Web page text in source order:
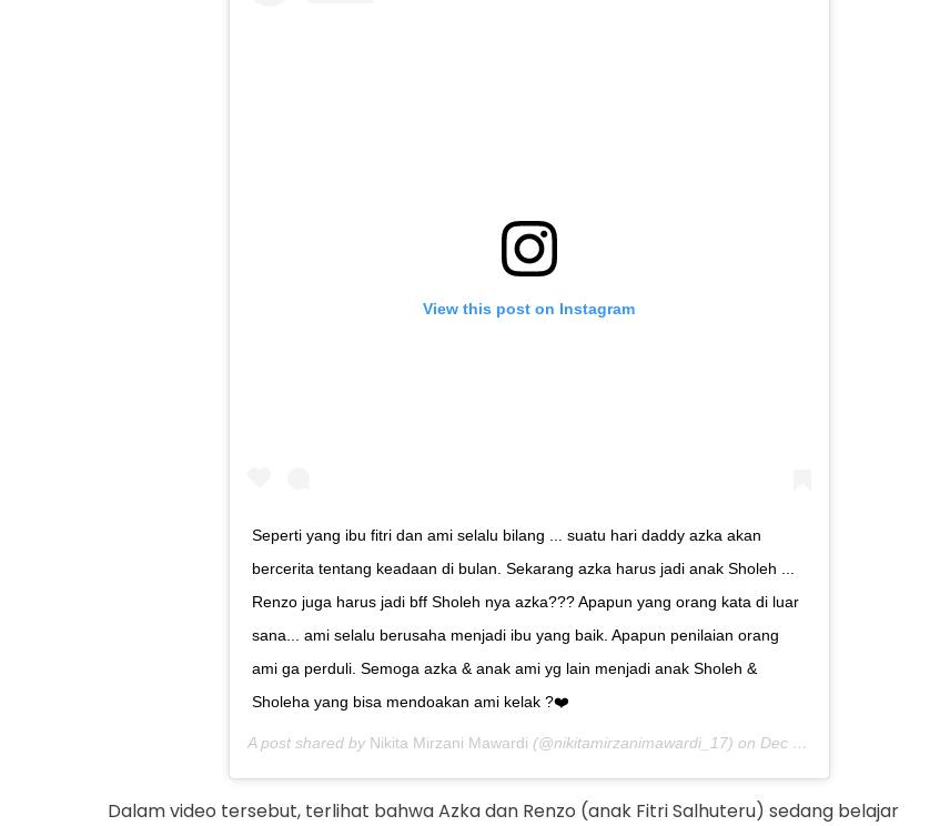
View this post on Instagram
Seperti yang ibu fitri dan ami selalu bilang ... suatu hari daddy azka akan
bercerita tentang keadaan di bulan. Sekarang azka harus jadi anak Sholeh ...
Renzo juga harus jadi bff Sholeh nya azka??? Apapun yang orang kata di luar
sana... ami selalu berusaha menjadi ibu yang baik. Apapun penilaian orang
ami ga perduli. Semoga azka & anak ami yg lain menjadi anak Sholeh &
Sholeha yang bisa mendoakan ami kelak ?❤️
A post shared by Nikita Mirzani Mawardi (@nikitamirzanimawardi_17) on Dec 4, 2019 at 5:50am PST
Dalam video tersebut, terlihat bahwa Azka dan Renzo (anak Fitri Salhuteru) sedang belajar